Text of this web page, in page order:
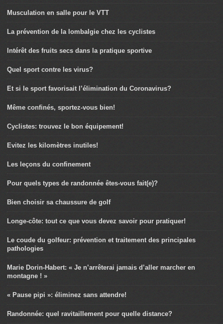
Musculation en salle pour le VTT
La prévention de la lombalgie chez les cyclistes
Intérêt des fruits secs dans la pratique sportive
Quel sport contre les virus?
Et si le sport favorisait l’élimination du Coronavirus?
Même confinés, sportez-vous bien!
Cyclistes: trouvez le bon équipement!
Evitez les kilomètres inutiles!
Les leçons du confinement
Pour quels types de randonnée êtes-vous fait(e)?
Bien choisir sa chaussure de golf
Longe-côte: tout ce que vous devez savoir pour pratiquer!
Le coude du golfeur: prévention et traitement des principales
pathologies
Marie Dorin-Habert: « Je n’arrêterai jamais d’aller marcher en
montagne ! »
« Pause pipi »: éliminez sans attendre!
Randonnée: quel ravitaillement pour quelle distance?